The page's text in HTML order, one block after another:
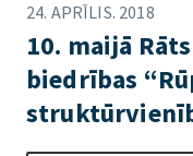
24. APRĪLIS. 2018
10. maijā
biedrības